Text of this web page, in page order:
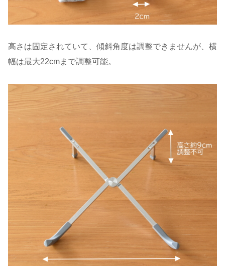
高さは固定されていて、傾斜角度は調整できませんが、横
幅は最大22cmまで調整可能。